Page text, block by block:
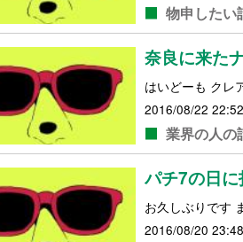
物申したい
奈良に来た
はいどーも クレ
2016/08/22 22:52
業界の人の
パチ7の日
お久しぶりです
2016/08/20 23:48